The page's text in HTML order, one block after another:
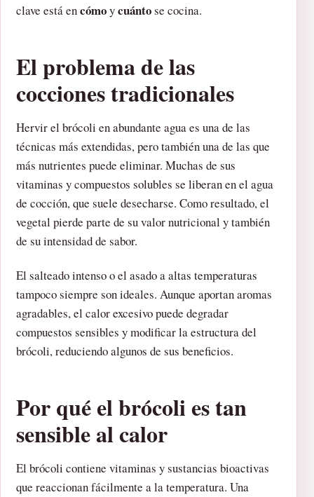
clave está encómoycuántose cocina.
El problema de las
cocciones tradicionales
Hervir el brócoli en abundante agua es una de las
técnicas más extendidas, pero también una de las que
más nutrientes puede eliminar. Muchas de sus
vitaminas y compuestos solubles se liberan en el agua
de cocción, que suele desecharse. Como resultado, el
vegetal pierde parte de su valor nutricional y también
de su intensidad de sabor.
El salteado intenso o el asado a altas temperaturas
tampoco siempre son ideales. Aunque aportan aromas
agradables, el calor excesivo puede degradar
compuestos sensibles y modificar la estructura del
brócoli, reduciendo algunos de sus beneficios.
Por qué el brócoli es tan
sensible al calor
El brócoli contiene vitaminas y sustancias bioactivas
que reaccionan fácilmente a la temperatura. Una